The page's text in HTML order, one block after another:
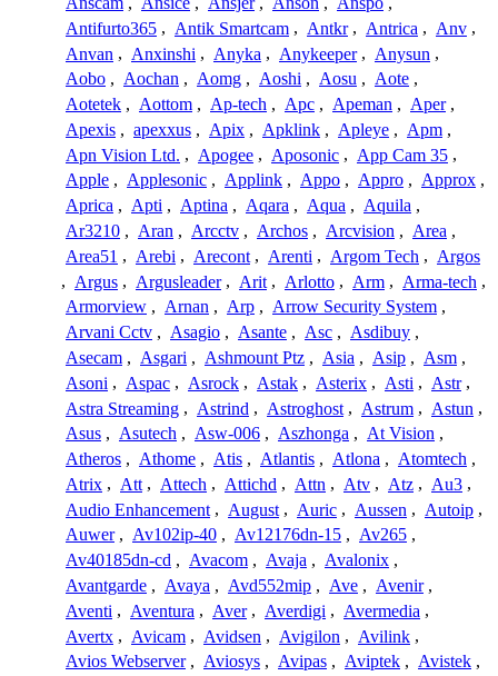
Antifurto365 , Antik Smartcam , Antkr , Antrica , Anv ,
Anvan , Anxinshi , Anyka , Anykeeper , Anysun ,
Aobo , Aochan , Aomg , Aoshi , Aosu , Aote ,
Aotetek , Aottom , Ap-tech , Apc , Apeman , Aper ,
Apexis , apexxus , Apix , Apklink , Apleye , Apm ,
Apn Vision Ltd. , Apogee , Aposonic , App Cam 35 ,
Apple , Applesonic , Applink , Appo , Appro , Approx ,
Aprica , Apti , Aptina , Aqara , Aqua , Aquila ,
Ar3210 , Aran , Arcctv , Archos , Arcvision , Area ,
Area51 , Arebi , Arecont , Arenti , Argom Tech , Argos
, Argus , Argusleader , Arit , Arlotto , Arm , Arma-tech ,
Armorview , Arnan , Arp , Arrow Security System ,
Arvani Cctv , Asagio , Asante , Asc , Asdibuy ,
Asecam , Asgari , Ashmount Ptz , Asia , Asip , Asm ,
Asoni , Aspac , Asrock , Astak , Asterix , Asti , Astr ,
Astra Streaming , Astrind , Astroghost , Astrum , Astun ,
Asus , Asutech , Asw-006 , Aszhonga , At Vision ,
Atheros , Athome , Atis , Atlantis , Atlona , Atomtech ,
Atrix , Att , Attech , Attichd , Attn , Atv , Atz , Au3 ,
Audio Enhancement , August , Auric , Aussen , Autoip ,
Auwer , Av102ip-40 , Av12176dn-15 , Av265 ,
Av40185dn-cd , Avacom , Avaja , Avalonix ,
Avantgarde , Avaya , Avd552mip , Ave , Avenir ,
Aventi , Aventura , Aver , Averdigi , Avermedia ,
Avertx , Avicam , Avidsen , Avigilon , Avilink ,
Avios Webserver , Aviosys , Avipas , Aviptek , Avistek ,